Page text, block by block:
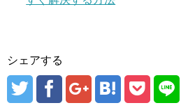
シェアする